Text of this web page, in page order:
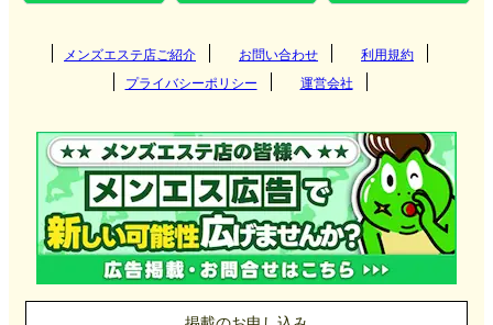
メンズエステ店ご紹介 お問い合わせ
利用規約
プライバシーポリシー
運営会社